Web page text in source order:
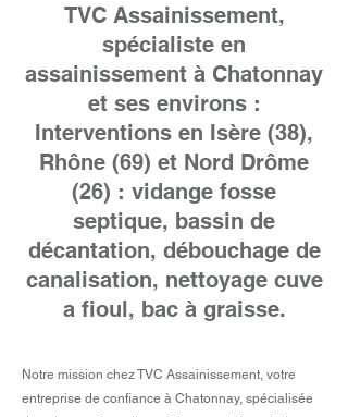
TVC Assainissement,
spécialiste en
assainissement à Chatonnay
et ses environs :
Interventions en Isère (38),
Rhône (69) et Nord Drôme
(26) : vidange fosse
septique, bassin de
décantation, débouchage de
canalisation, nettoyage cuve
a fioul, bac à graisse.
Notre mission chez TVC Assainissement, votre
entreprise de confiance à Chatonnay, spécialisée